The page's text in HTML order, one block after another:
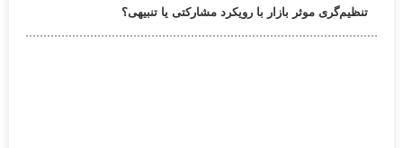
تنظیم‌گری موثر بازار با رویکرد مشارکتی یا تنبیهی؟